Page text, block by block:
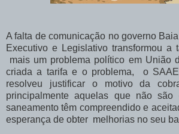
A falta de comunicação no governo
Executivo e Legislativo transformou a
mais um problema político em União
criada a tarifa e o problema, o
resolveu justificar o motivo da
principalmente aquelas que não são
saneamento têm compreendido e
esperança de obter melhorias no seu